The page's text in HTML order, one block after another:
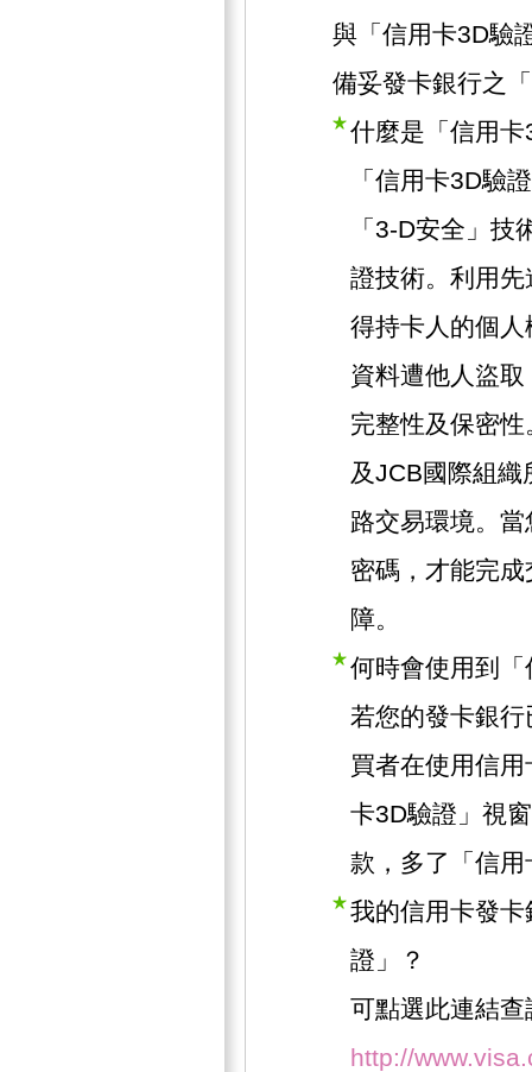
與「信用卡3D驗
備妥發卡銀行之
什麼是「信用
「信用卡3D驗
「3-D安全」
證技術。利用
得持卡人的個
資料遭他人盜
完整性及保密
及JCB國際組
路交易環境。
密碼，才能完
障。
何時會使用到
若您的發卡銀
買者在使用信
卡3D驗證」視
款，多了「信
我的信用卡發
證」？
可點選此連結查
http://